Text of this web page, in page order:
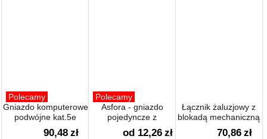
Polecamy
Gniazdo komputerowe
podwójne kat.5e
90,48 zł
Polecamy
Asfora - gniazdo
pojedyncze z
uziemieniem
od 12,26 zł
Łącznik żaluzjowy z
blokadą mechaniczną
70,86 zł